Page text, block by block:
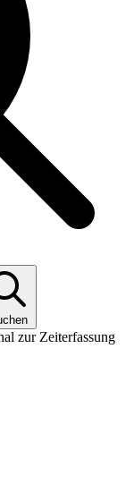
zur Zeiterfassung